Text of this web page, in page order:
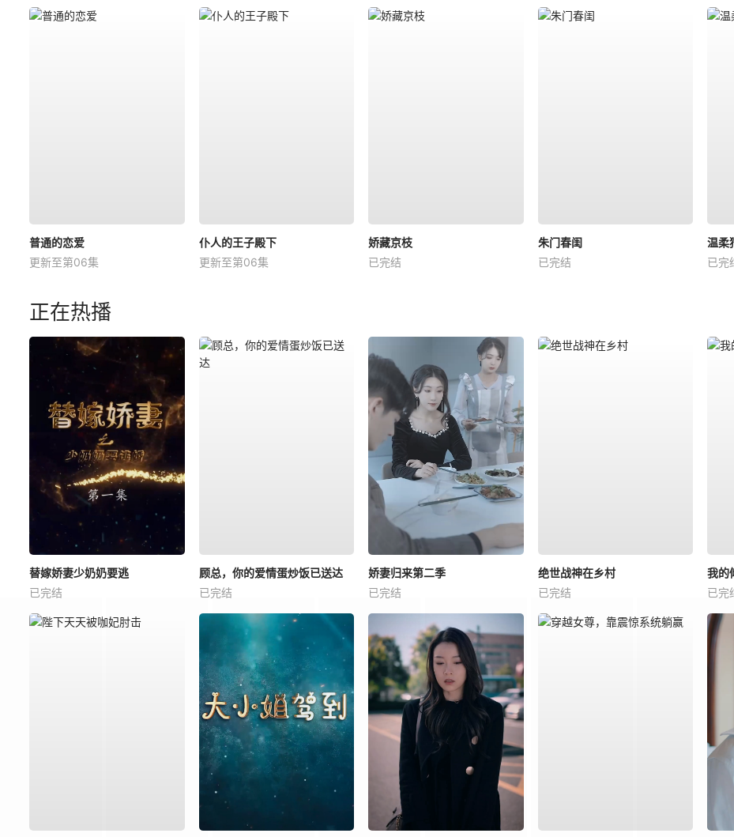
普通的恋爱
更新至第06集
仆人的王子殿下
更新至第06集
娇藏京枝
已完结
朱门春闺
已完结
温柔
已完
正在热播
替嫁娇妻少奶奶要逃
已完结
顾总，你的爱情蛋炒饭已送达
已完结
娇妻归来第二季
已完结
绝世战神在乡村
已完结
我的
已完